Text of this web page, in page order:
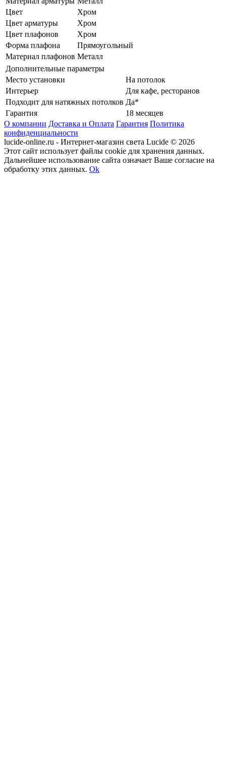
Цвет
Хром
Цвет арматуры
Хром
Цвет плафонов
Хром
Форма плафона
Прямоугольный
Материал плафонов Металл
Дополнительные параметры
Место установки
На потолок
Интерьер
Для кафе, ресторанов
Подходит для натяжных потолков Да*
Гарантия
18 месяцев
О компании Доставка и Оплата Гарантия Политика
конфиденциальности
lucide-online.ru - Интернет-магазин света Lucide © 2026
Этот сайт использует файлы cookie для хранения данных.
Дальнейшее использование сайта означает Ваше согласие на
обработку этих данных. Ok